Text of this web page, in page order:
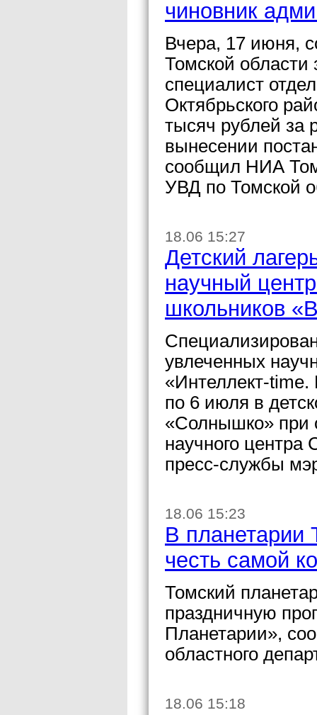
чиновник
Вчера, 17 июня,
Томской
специалист
Октябрьского
тысяч рублей за
вынесении
сообщил НИА
УВД по Томской
18.06 15:27
Детский
научный
школьников
увлеченных
«Интеллект-
по 6 июля в
«Солнышко» при
научного
пресс-службы
18.06 15:23
В планетарии
честь самой
Томский
праздничную
Планетарии»,
областного
18.06 15:18